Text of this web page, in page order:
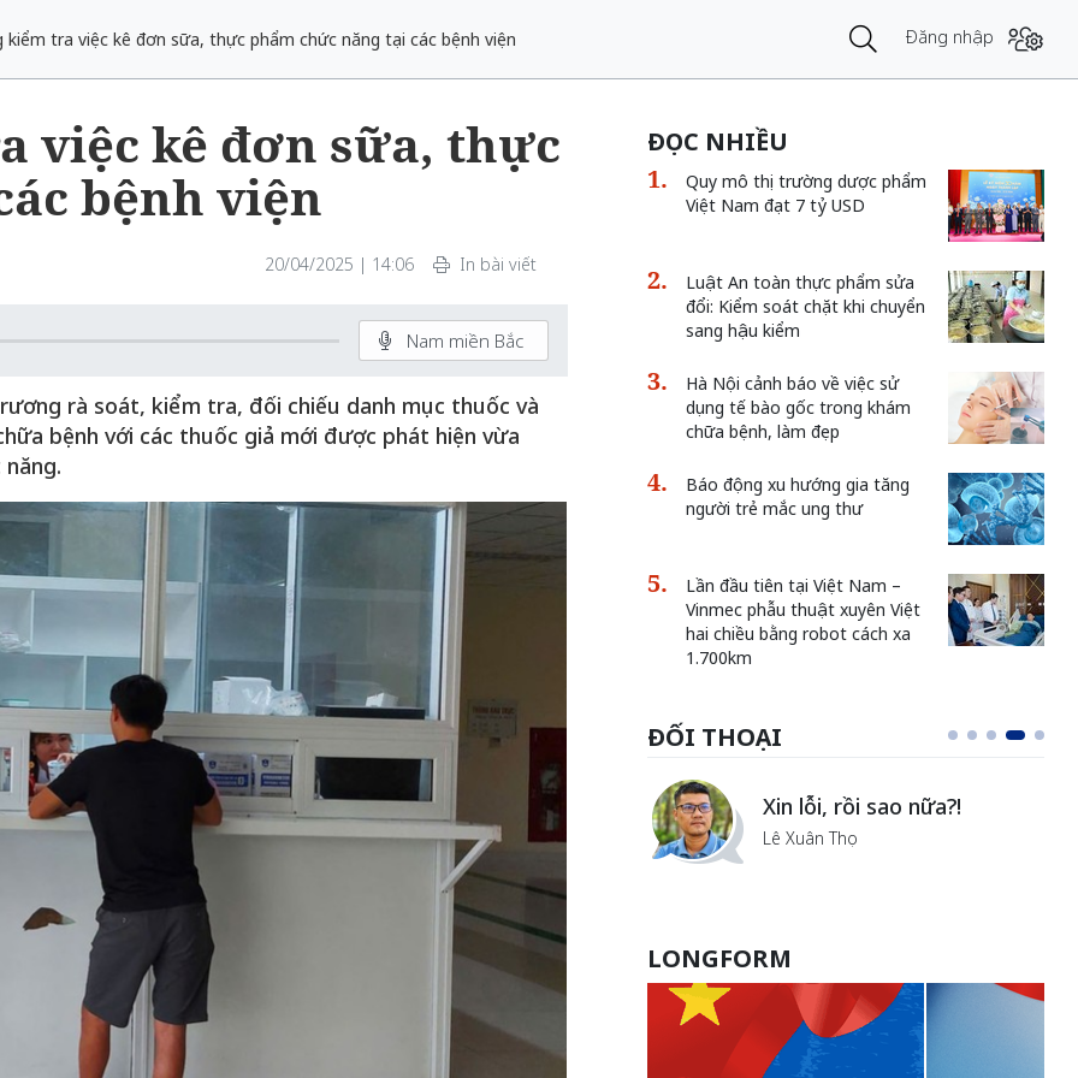
kiểm tra việc kê đơn sữa, thực phẩm chức năng tại các bệnh viện Đăng nhập
việc kê đơn sữa, thực
bệnh viện
20/04/2025 | 14:06 In bài viết
Nam miền Bắc
rà soát, kiểm tra, đối chiếu danh mục thuốc và
bệnh với các thuốc giả mới được phát hiện vừa
ĐỌC NHIỀU
Quy mô thị trường dược phẩm
Việt Nam đạt 7 tỷ USD
Luật An toàn thực phẩm sửa
đổi: Kiểm soát chặt khi chuyển
sang hậu kiểm
Hà Nội cảnh báo về việc sử
dụng tế bào gốc trong khám
chữa bệnh, làm đẹp
Báo động xu hướng gia tăng
người trẻ mắc ung thư
Lần đầu tiên tại Việt Nam –
Vinmec phẫu thuật xuyên Việt
hai chiều bằng robot cách xa
1.700km
ĐỐI THOẠI
nhà
Bắc Biên - Giữ một ngôi
làng ven sông Hồng của Hà
Xin lỗi, rồi sao nữa?!
Lê Xuân Thọ
LONGFORM